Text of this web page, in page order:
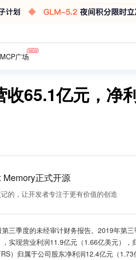
MCP广场
65.1亿元，净
Memory正式开源
的，让开发者专注于更有价值的创造
三季度的未经审计财务报告。2019年第
实现营业利润11.9亿元（1.66亿美元），
）归属于公司股东净利润12.4亿元（